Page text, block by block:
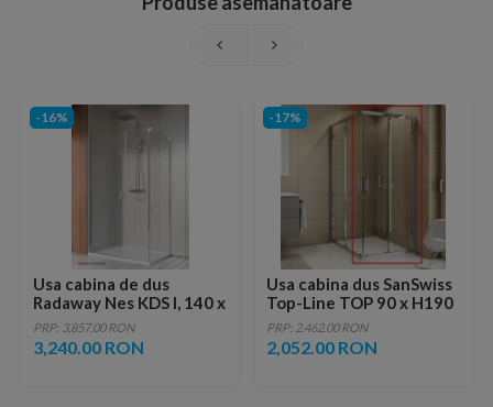
-16%
Usa cabina de dus
Radaway Nes KDS I, 140 x
H200 cm
PRP: 3,857.00 RON
3,240.00 RON
-17%
Usa cabina dus SanSwiss
Top-Line TOP 90 x H190
cm
PRP: 2,462.00 RON
2,052.00 RON